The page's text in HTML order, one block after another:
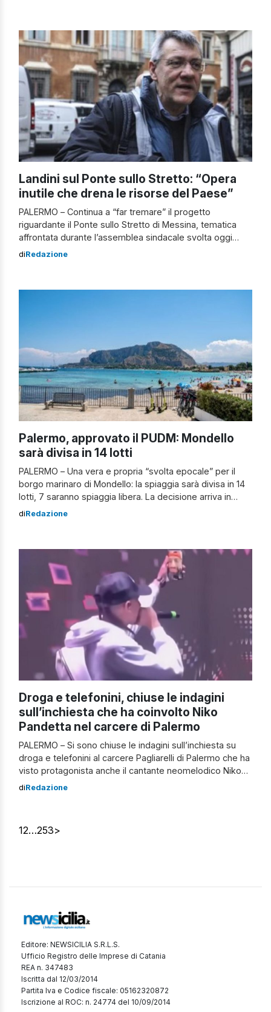
truffa e falso ideologico. Chiesto rinvio a […]
Landini sul Ponte sullo Stretto: “Opera
inutile che drena le risorse del Paese”
PALERMO – Continua a “far tremare” il progetto
riguardante il Ponte sullo Stretto di Messina, tematica
affrontata durante l’assemblea sindacale svolta oggi
all’ospedale civico di Palermo. Il Segretario generale
“Pensiamo che la spesa per il ponte sia […]
diRedazione
Palermo, approvato il PUDM: Mondello
sarà divisa in 14 lotti
PALERMO – Una vera e propria “svolta epocale” per il
borgo marinaro di Mondello: la spiaggia sarà divisa in 14
lotti, 7 saranno spiaggia libera. La decisione arriva in
seguito all’approvazione da parte del Comune di
spiagge palermitane. L’assessora Savarino fa […]
diRedazione
Droga e telefonini, chiuse le indagini
sull’inchiesta che ha coinvolto Niko
Pandetta nel carcere di Palermo
PALERMO – Si sono chiuse le indagini sull’inchiesta su
droga e telefonini al carcere Pagliarelli di Palermo che ha
visto protagonista anche il cantante neomelodico Niko
Pandetta, nipote dello storico boss catanese Turi
telefonini […]
diRedazione
12…253>
Editore: NEWSICILIA S.R.L.S.
Ufficio Registro delle Imprese di Catania
REA n. 347483
Iscritta dal 12/03/2014
Partita Iva e Codice fiscale: 05162320872
Iscrizione al ROC: n. 24774 del 10/09/2014